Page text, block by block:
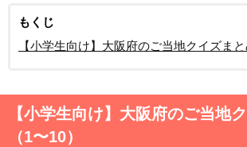
もくじ
【小学生向け】大阪府のご当地クイズま
【小学生向け】大阪府のご当地
（1〜10）